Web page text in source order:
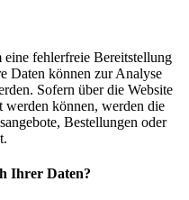
fehlerfreie Bereitstellung
Daten können zur Analyse
Sofern über die Website
werden können, werden die
Bestellungen oder
Ihrer Daten?